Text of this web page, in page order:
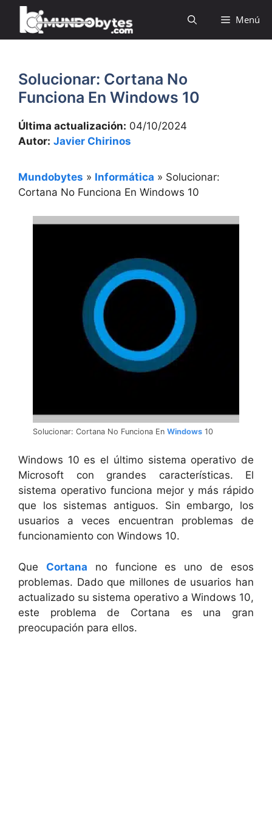
Saltar
contenido
Menú
Solucionar: Cortana No
Funciona En Windows 10
Última actualización: 04/10/2024
Autor: Javier Chirinos
Mundobytes » Informática » Solucionar:
Cortana No Funciona En Windows 10
Solucionar: Cortana No Funciona En Windows 10
Windows 10 es el último sistema operativo de
Microsoft con grandes características. El
sistema operativo funciona mejor y más rápido
que los sistemas antiguos. Sin embargo, los
usuarios a veces encuentran problemas de
funcionamiento con Windows 10.
Que Cortana no funcione es uno de esos
problemas. Dado que millones de usuarios han
actualizado su sistema operativo a Windows 10,
este problema de Cortana es una gran
preocupación para ellos.